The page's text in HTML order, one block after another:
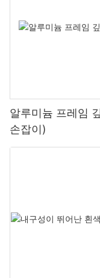
알루미늄 프레임
손잡이)